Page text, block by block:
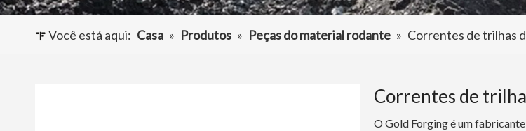
Você está aqui: Casa » Produtos » Peças do material rodante » Correntes de trilhas
Correntes de
O Gold Forging é um